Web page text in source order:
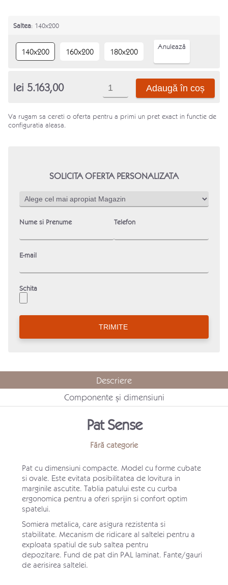
Saltea: 140x200
140x200 160x200 180x200
Anulează
lei 5.163,00
Cantitate
Pat
Adaugă în coș
Va rugam sa cereti o oferta pentru a primi un pret exact in functie de
configuratia aleasa.
SOLICITA OFERTA PERSONALIZATA
Nume si Prenume Telefon
E-mail
Schita
Descriere
Componente și dimensiuni
Pat Sense
Fără categorie
Pat cu dimensiuni compacte. Model cu forme cubate
si ovale. Este evitata posibilitatea de lovitura in
marginile ascutite. Tablia patului este cu curba
ergonomica pentru a oferi sprijin si confort optim
spatelui.
Somiera metalica, care asigura rezistenta si
stabilitate. Mecanism de ridicare al saltelei pentru a
exploata spatiul de sub saltea pentru
depozitare. Fund de pat din PAL laminat. Fante/gauri
de aerisirea saltelei.